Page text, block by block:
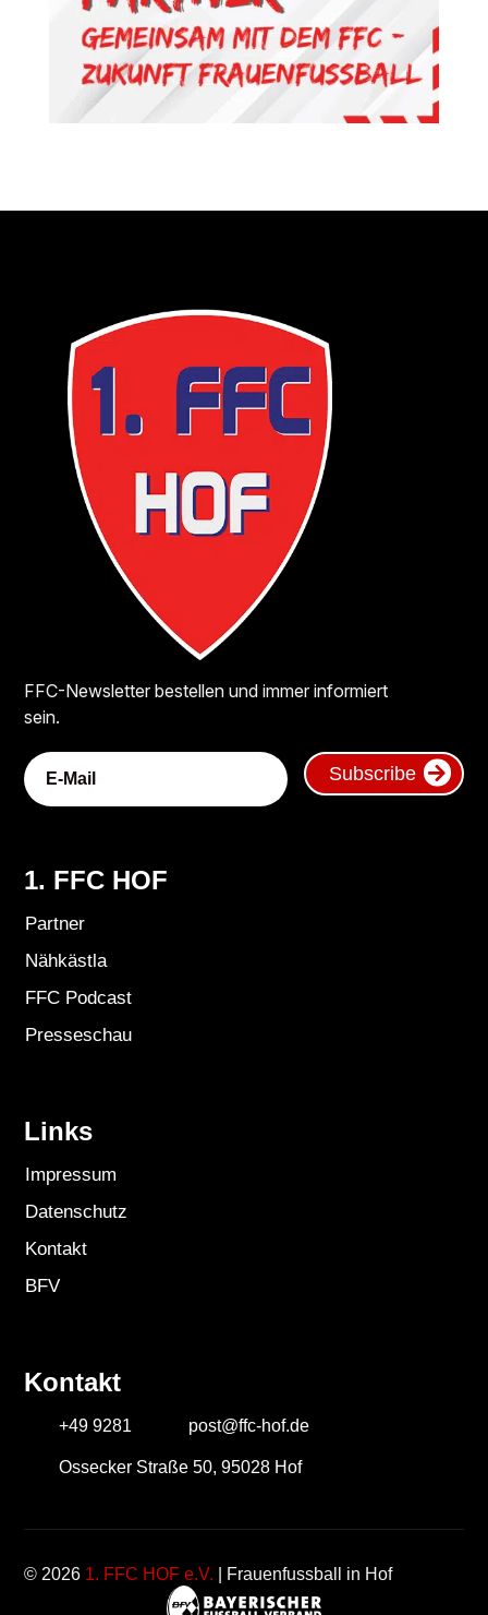
FFC-Newsletter bestellen und immer informiert
sein.
Subscribe
1. FFC HOF
Partner
Nähkästla
FFC Podcast
Presseschau
Links
Impressum
Datenschutz
Kontakt
BFV
Kontakt
+49 9281 post@ffc-hof.de
Ossecker Straße 50, 95028 Hof
© 2026 1. FFC HOF e.V. | Frauenfussball in Hof